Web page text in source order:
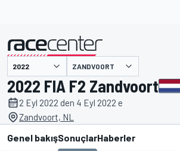
ZANDVOORT
2022 FIA F2 Zandvoort
2 Eyl 2022 den 4 Eyl 2022 e
Zandvoort, NL
Genel bakışSonuçlarHaberler